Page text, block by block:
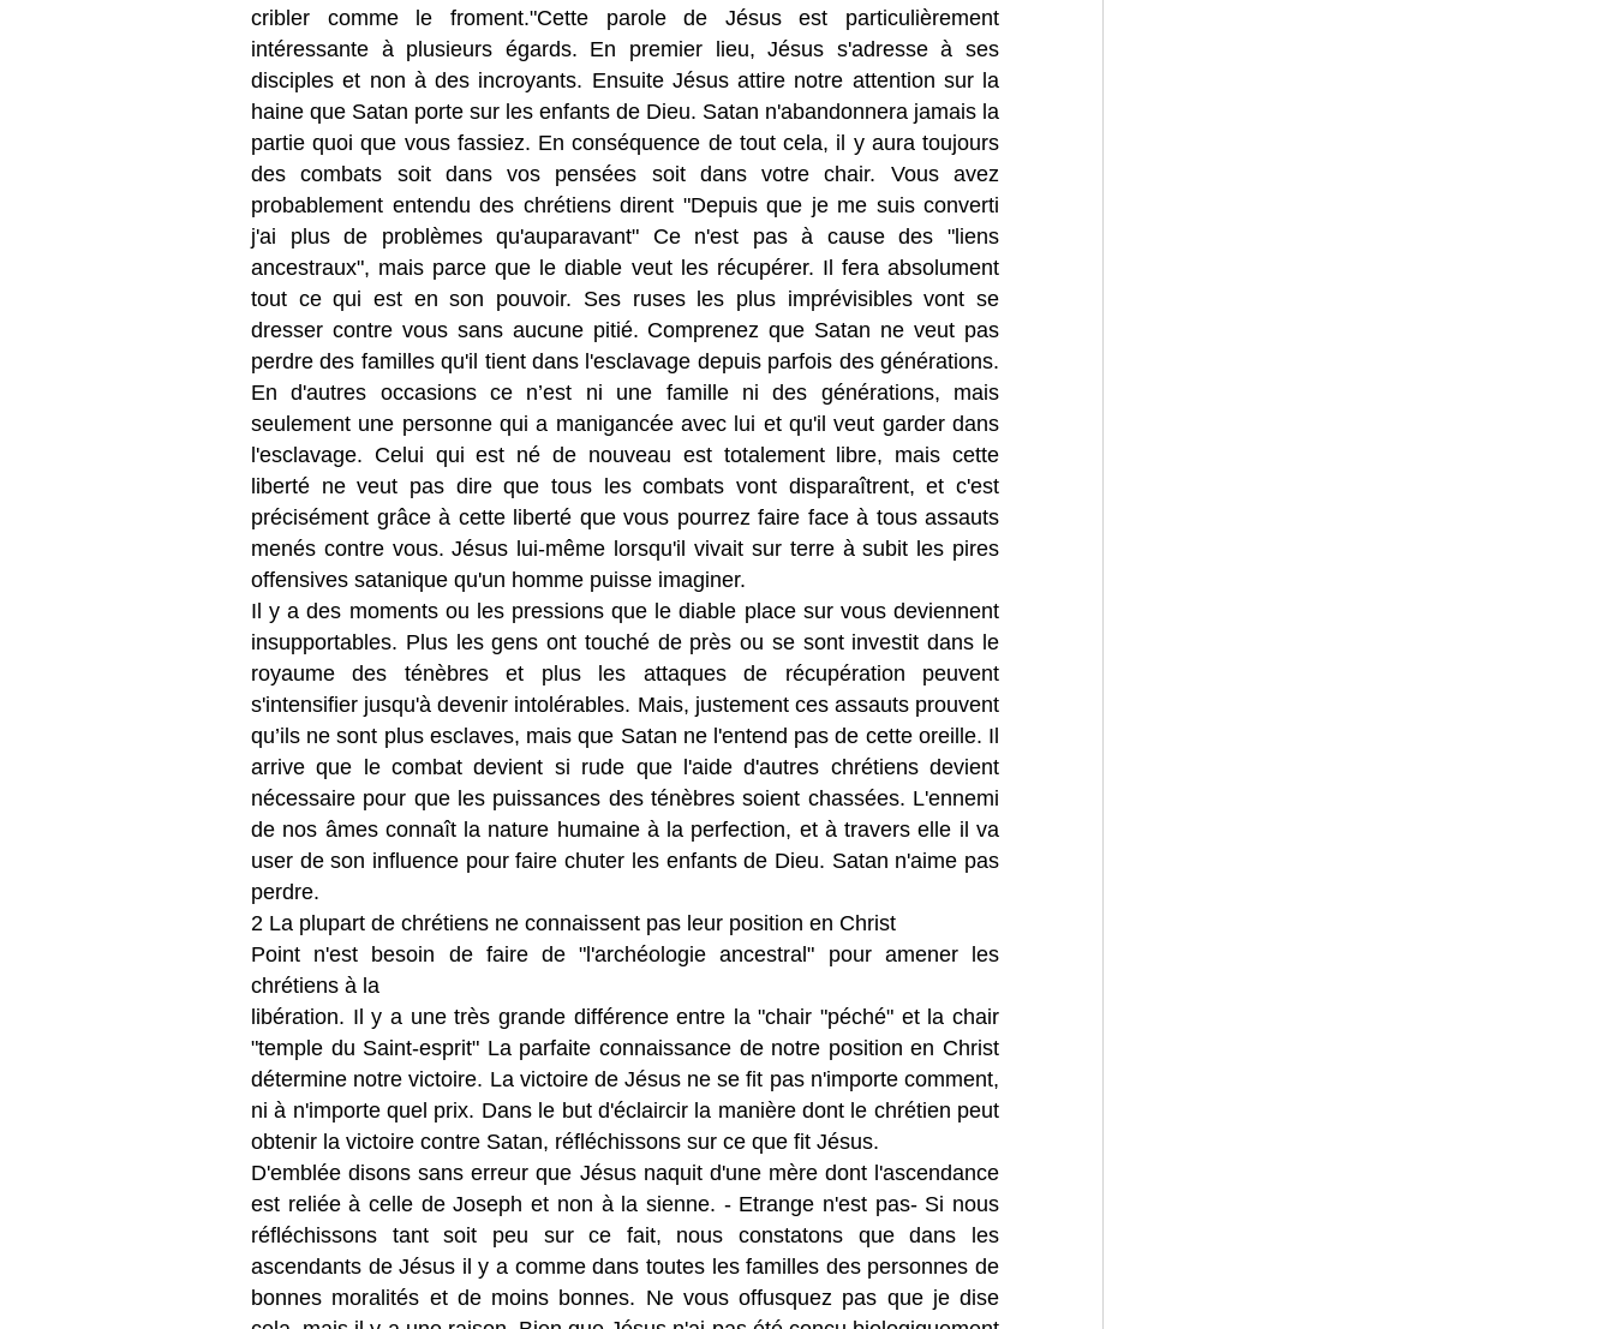
cribler comme le froment."Cette parole de Jésus est particulièrement
intéressante à plusieurs égards. En premier lieu, Jésus s'adresse à ses
disciples et non à des incroyants. Ensuite Jésus attire notre attention sur la
haine que Satan porte sur les enfants de Dieu. Satan n'abandonnera jamais la
partie quoi que vous fassiez. En conséquence de tout cela, il y aura toujours
des combats soit dans vos pensées soit dans votre chair. Vous avez
probablement entendu des chrétiens dirent "Depuis que je me suis converti
j'ai plus de problèmes qu'auparavant" Ce n'est pas à cause des "liens
ancestraux", mais parce que le diable veut les récupérer. Il fera absolument
tout ce qui est en son pouvoir. Ses ruses les plus imprévisibles vont se
dresser contre vous sans aucune pitié. Comprenez que Satan ne veut pas
perdre des familles qu'il tient dans l'esclavage depuis parfois des générations.
En d'autres occasions ce n’est ni une famille ni des générations, mais
seulement une personne qui a manigancée avec lui et qu'il veut garder dans
l'esclavage. Celui qui est né de nouveau est totalement libre, mais cette
liberté ne veut pas dire que tous les combats vont disparaîtrent, et c'est
précisément grâce à cette liberté que vous pourrez faire face à tous assauts
menés contre vous. Jésus lui-même lorsqu'il vivait sur terre à subit les pires
offensives satanique qu'un homme puisse imaginer.
Il y a des moments ou les pressions que le diable place sur vous deviennent
insupportables. Plus les gens ont touché de près ou se sont investit dans le
royaume des ténèbres et plus les attaques de récupération peuvent
s'intensifier jusqu'à devenir intolérables. Mais, justement ces assauts prouvent
qu’ils ne sont plus esclaves, mais que Satan ne l'entend pas de cette oreille. Il
arrive que le combat devient si rude que l'aide d'autres chrétiens devient
nécessaire pour que les puissances des ténèbres soient chassées. L'ennemi
de nos âmes connaît la nature humaine à la perfection, et à travers elle il va
user de son influence pour faire chuter les enfants de Dieu. Satan n'aime pas
perdre.
2 La plupart de chrétiens ne connaissent pas leur position en Christ
Point n'est besoin de faire de "l'archéologie ancestral" pour amener les
chrétiens à la
libération. Il y a une très grande différence entre la "chair "péché" et la chair
"temple du Saint-esprit" La parfaite connaissance de notre position en Christ
détermine notre victoire. La victoire de Jésus ne se fit pas n'importe comment,
ni à n'importe quel prix. Dans le but d'éclaircir la manière dont le chrétien peut
obtenir la victoire contre Satan, réfléchissons sur ce que fit Jésus.
D'emblée disons sans erreur que Jésus naquit d'une mère dont l'ascendance
est reliée à celle de Joseph et non à la sienne. - Etrange n'est pas- Si nous
réfléchissons tant soit peu sur ce fait, nous constatons que dans les
ascendants de Jésus il y a comme dans toutes les familles des personnes de
bonnes moralités et de moins bonnes. Ne vous offusquez pas que je dise